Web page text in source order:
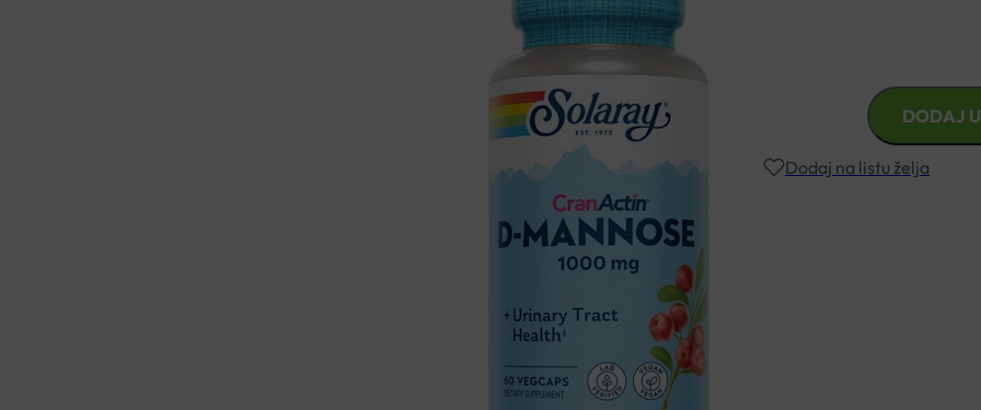
CRANACTIN
DODAJ
Dodaj na listu želja